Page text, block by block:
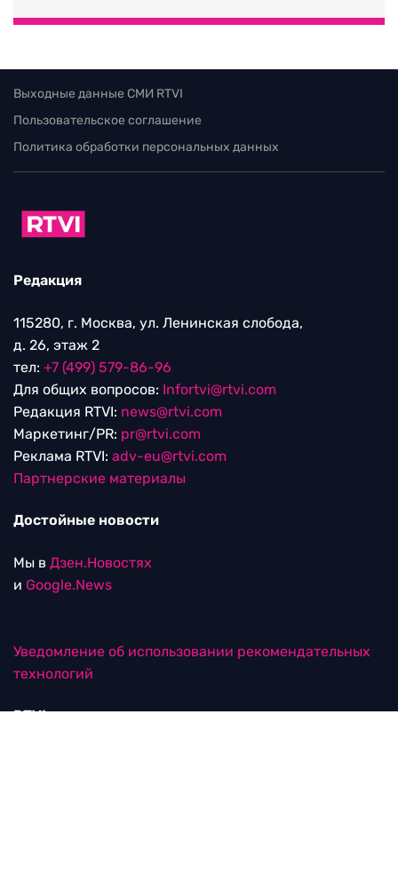
Выходные данные СМИ RTVI
Пользовательское соглашение
Политика обработки персональных данных
Редакция
115280, г. Москва, ул. Ленинская слобода,
д. 26, этаж 2
тел: +7 (499) 579-86-96
Для общих вопросов: Infortvi@rtvi.com
Редакция RTVI: news@rtvi.com
Маркетинг/PR: pr@rtvi.com
Реклама RTVI: adv-eu@rtvi.com
Партнерские материалы
Достойные новости
Мы в Дзен.Новостях
и Google.News
Уведомление об использовании рекомендательных
технологий
RTVI в соцсетях